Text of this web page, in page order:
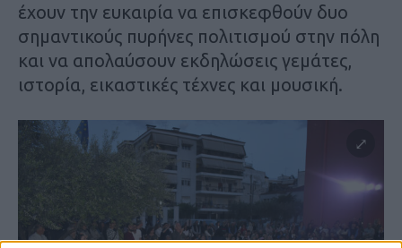
έχουν την ευκαιρία να επισκεφθούν δυο
σημαντικούς πυρήνες πολιτισμού στην πόλη
και να απολαύσουν εκδηλώσεις γεμάτες,
ιστορία, εικαστικές τέχνες και μουσική.